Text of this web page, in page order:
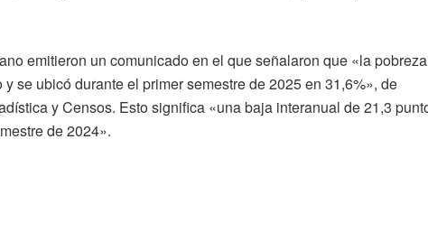
emitieron un comunicado en el que señalaron que «la
se ubicó durante el primer semestre de 2025 en 31,6%», de
y Censos. Esto significa «una baja interanual de 21,3
de 2024».